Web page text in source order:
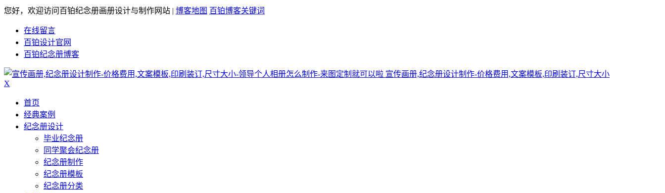
您好，欢迎访问百铂纪念册画册设计与制作网站 | 博客地图 百铂博客关键词
在线留言
百铂设计官网
百铂纪念册博客
宣传画册,纪念册设计制作-价格费用,文案模板,印刷装订,尺寸大小
X
首页
经典案例
纪念册设计
毕业纪念册
同学聚会纪念册
纪念册制作
纪念册模板
纪念册分类